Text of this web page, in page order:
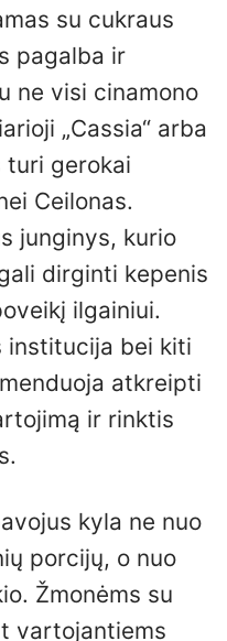
su cukraus
pagalba ir
ne visi cinamono
„Cassia“ arba
turi gerokai
Ceilonas.
junginys, kurio
dirginti kepenis
ilgainiui.
institucija bei kiti
atkreipti
ir rinktis
kyla ne nuo
porcijų, o nuo
Žmonėms su
vartojantiems